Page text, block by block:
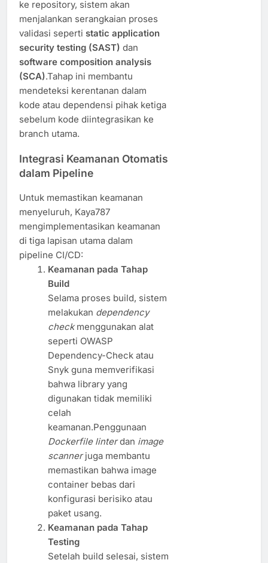
ke repository, sistem akan
menjalankan serangkaian proses
validasi seperti static application
security testing (SAST) dan
software composition analysis
(SCA).Tahap ini membantu
mendeteksi kerentanan dalam
kode atau dependensi pihak ketiga
sebelum kode diintegrasikan ke
branch utama.
Integrasi Keamanan Otomatis
dalam Pipeline
Untuk memastikan keamanan
menyeluruh, Kaya787
mengimplementasikan keamanan
di tiga lapisan utama dalam
pipeline CI/CD:
Keamanan pada Tahap
Build
Selama proses build, sistem
melakukan dependency
checkmenggunakan alat
seperti OWASP
Dependency-Check atau
Snyk guna memverifikasi
bahwa library yang
digunakan tidak memiliki
celah
keamanan.Penggunaan
Dockerfile linterdan image
scannerjuga membantu
memastikan bahwa image
container bebas dari
konfigurasi berisiko atau
paket usang.
Keamanan pada Tahap
Testing
Setelah build selesai, sistem